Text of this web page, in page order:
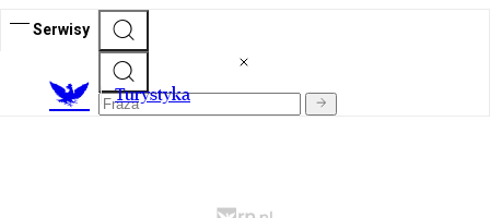
Serwisy
Turystyka